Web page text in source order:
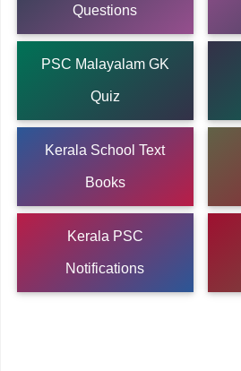
Questions
PSC Malayalam GK
Quiz
Kerala School Text
Books
Kerala PSC
Notifications